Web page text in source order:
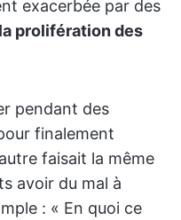
exacerbée par des
la prolifération des
pendant des
finalement
faisait la même
avoir du mal à
: « En quoi ce